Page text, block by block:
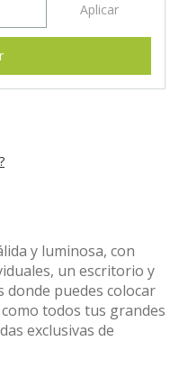
Aplicar
y luminosa, con
un escritorio y
donde puedes colocar
todos tus grandes
exclusivas de